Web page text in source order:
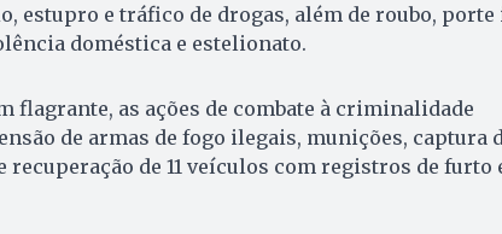
estupro e tráfico de drogas, além de roubo, porte
doméstica e estelionato.
flagrante, as ações de combate à criminalidade
de armas de fogo ilegais, munições, captura
recuperação de 11 veículos com registros de furto